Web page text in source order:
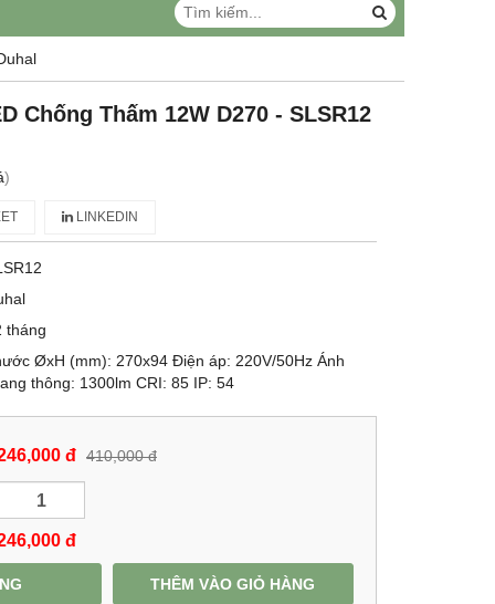
Chống Thấm 12W D270 - SLSR12
)
LINKEDIN
tháng
ØxH (mm): 270x94 Điện áp: 220V/50Hz Ánh
thông: 1300lm CRI: 85 IP: 54
đ 410,000 đ
đ
THÊM VÀO GIỎ HÀNG